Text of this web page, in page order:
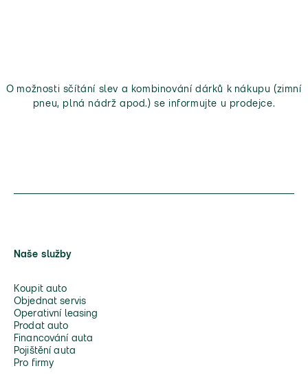
O možnosti sčítání slev a kombinování dárků k nákupu (zimní
pneu, plná nádrž apod.) se informujte u prodejce.
Naše služby
Koupit auto
Objednat servis
Operativní leasing
Prodat auto
Financování auta
Pojištění auta
Pro firmy